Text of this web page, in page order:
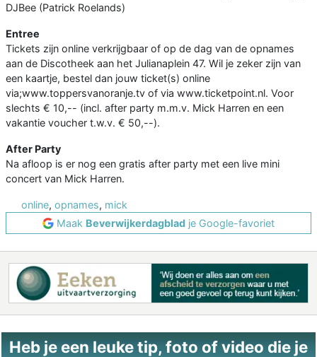
DJBee (Patrick Roelands)
Entree
Tickets zijn online verkrijgbaar of op de dag van de opnames
aan de Discotheek aan het Julianaplein 47. Wil je zeker zijn van
een kaartje, bestel dan jouw ticket(s) online
via;www.toppersvanoranje.tv of via www.ticketpoint.nl. Voor
slechts € 10,-- (incl. after party m.m.v. Mick Harren en een
vakantie voucher t.w.v. € 50,--).
After Party
Na afloop is er nog een gratis after party met een live mini
concert van Mick Harren.
online, opnames, mick
Maak Beverwijkerdagblad je Google-favoriet
Heb je een leuke tip, foto of video die je